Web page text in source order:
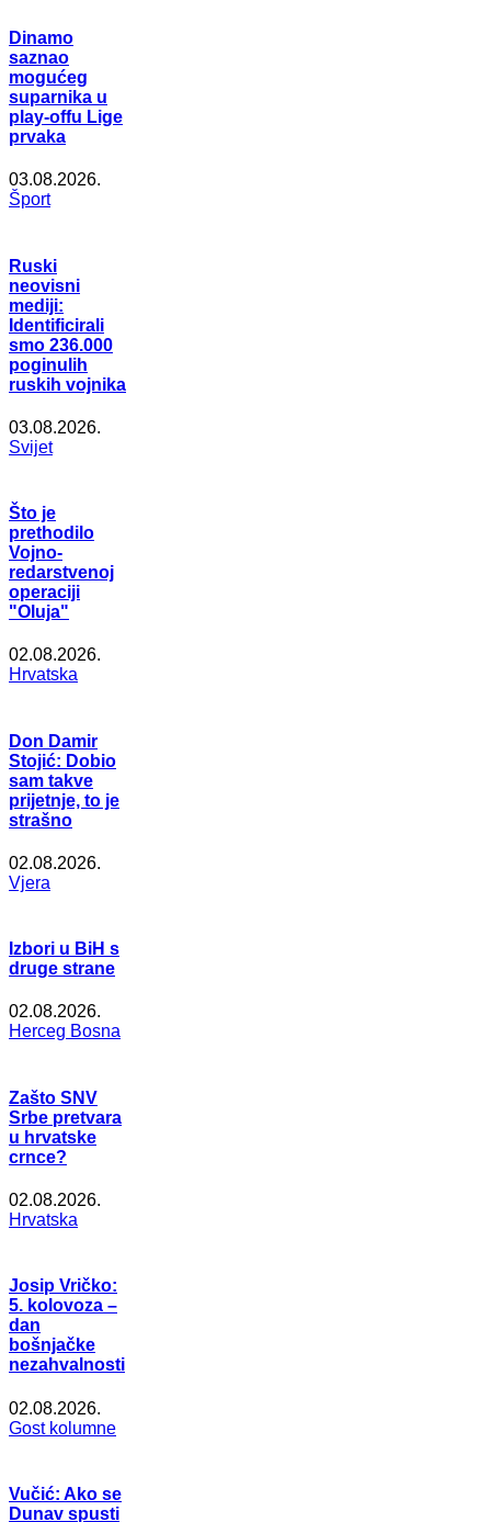
Dinamo
saznao
mogućeg
suparnika u
play-offu Lige
prvaka
03.08.2026.
Šport
Ruski
neovisni
mediji:
Identificirali
smo 236.000
poginulih
ruskih vojnika
03.08.2026.
Svijet
Što je
prethodilo
Vojno-
redarstvenoj
operaciji
"Oluja"
02.08.2026.
Hrvatska
Don Damir
Stojić: Dobio
sam takve
prijetnje, to je
strašno
02.08.2026.
Vjera
Izbori u BiH s
druge strane
02.08.2026.
Herceg Bosna
Zašto SNV
Srbe pretvara
u hrvatske
crnce?
02.08.2026.
Hrvatska
Josip Vričko:
5. kolovoza –
dan
bošnjačke
nezahvalnosti
02.08.2026.
Gost kolumne
Vučić: Ako se
Dunav spusti